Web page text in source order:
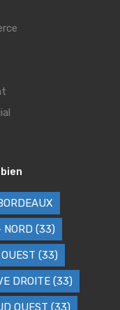
NORD (33)
(33)
DROITE (33)
OUEST (33)